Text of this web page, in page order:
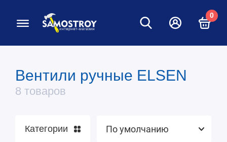
0
Вентили ручные ELSEN
8 товаровВентили для радиаторов
Категории